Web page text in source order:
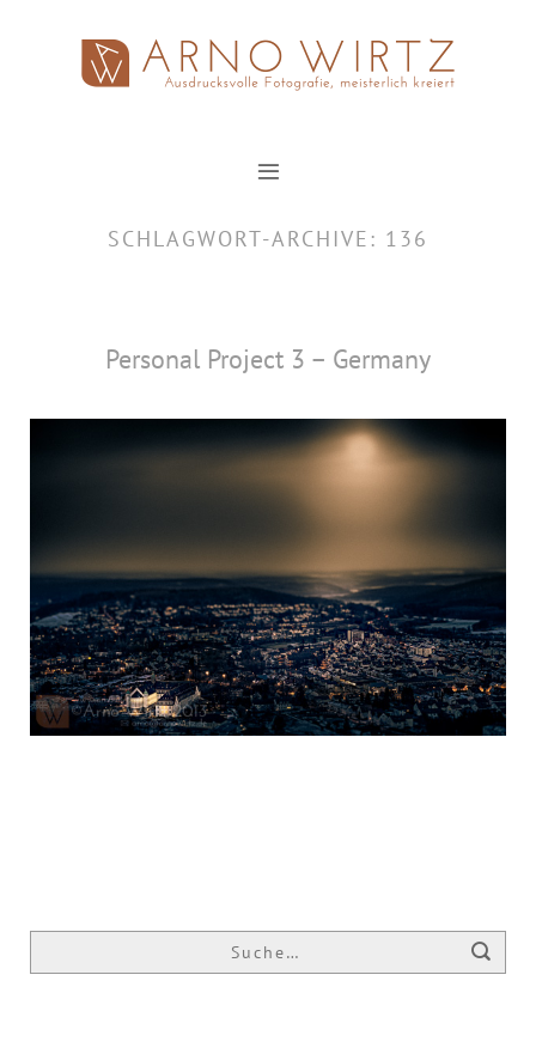
springen
SCHLAGWORT-ARCHIVE: 136
Personal Project 3 – Germany